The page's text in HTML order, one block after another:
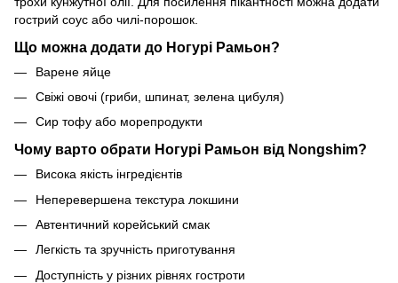
гострий соус або чилі-порошок.
Що можна додати до Ногурі Рамьон?
Варене яйце
Свіжі овочі (гриби, шпинат, зелена цибуля)
Сир тофу або морепродукти
Чому варто обрати Ногурі Рамьон від Nongshim?
Висока якість інгредієнтів
Неперевершена текстура локшини
Автентичний корейський смак
Легкість та зручність приготування
Доступність у різних рівнях гостроти